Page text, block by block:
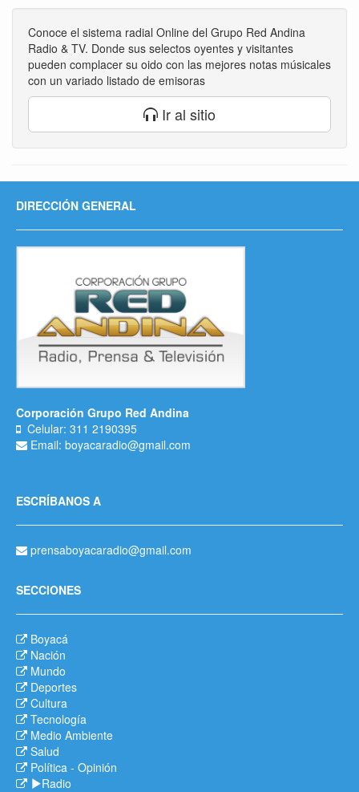
Conoce el sistema radial Online del Grupo Red Andina
Radio & TV. Donde sus selectos oyentes y visitantes
pueden complacer su oido con las mejores notas músicales
con un variado listado de emisoras
Ir al sitio
DIRECCIÓN GENERAL
Corporación Grupo Red Andina
Celular: 311 2190395
Email: boyacaradio@gmail.com
ESCRÍBANOS A
prensaboyacaradio@gmail.com
SECCIONES
Boyacá
Nación
Mundo
Deportes
Cultura
Tecnología
Medio Ambiente
Salud
Política - Opinión
Radio